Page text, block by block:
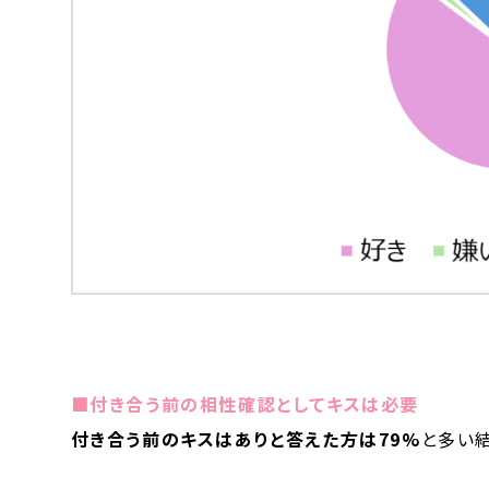
■付き合う前の相性確認としてキスは必要
付き合う前のキスはありと答えた方は79% と多い